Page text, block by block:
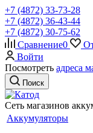
+7 (4872) 33-73-28
+7 (4872) 36-43-44
+7 (4872) 30-75-62
Сравнение0
Войти
Посмотреть адреса
Поиск
Сеть магазинов
Аккумуляторы